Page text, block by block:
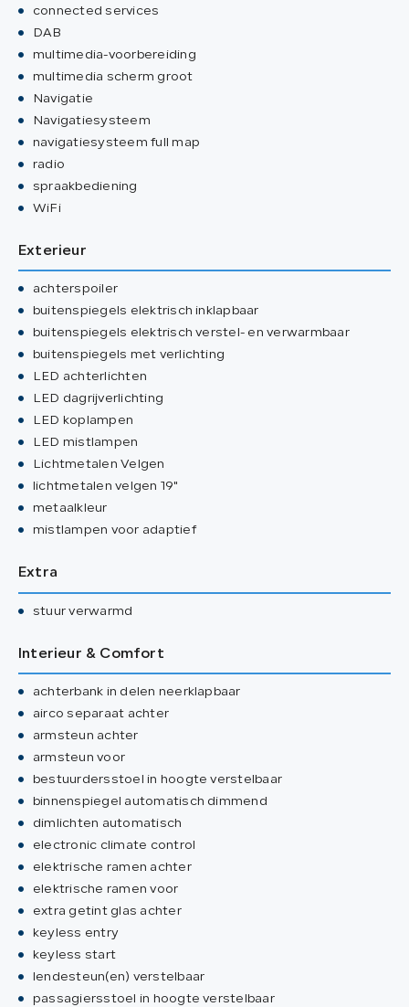
connected services
DAB
multimedia-voorbereiding
multimedia scherm groot
Navigatie
Navigatiesysteem
navigatiesysteem full map
radio
spraakbediening
WiFi
Exterieur
achterspoiler
buitenspiegels elektrisch inklapbaar
buitenspiegels elektrisch verstel- en verwarmbaar
buitenspiegels met verlichting
LED achterlichten
LED dagrijverlichting
LED koplampen
LED mistlampen
Lichtmetalen Velgen
lichtmetalen velgen 19"
metaalkleur
mistlampen voor adaptief
Extra
stuur verwarmd
Interieur & Comfort
achterbank in delen neerklapbaar
airco separaat achter
armsteun achter
armsteun voor
bestuurdersstoel in hoogte verstelbaar
binnenspiegel automatisch dimmend
dimlichten automatisch
electronic climate control
elektrische ramen achter
elektrische ramen voor
extra getint glas achter
keyless entry
keyless start
lendesteun(en) verstelbaar
passagiersstoel in hoogte verstelbaar